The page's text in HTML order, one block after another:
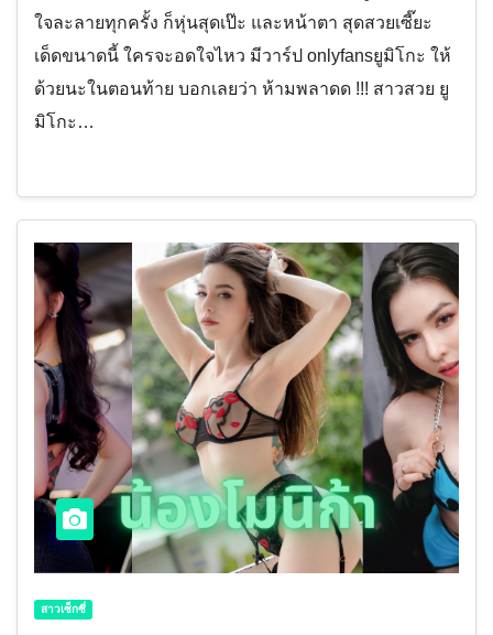
ใจละลายทุกครั้ง ก็หุ่นสุดเป๊ะ และหน้าตา สุดสวยเซี๊ยะ
เด็ดขนาดนี้ ใครจะอดใจไหว มีวาร์ป onlyfansยูมิโกะ ให้
ด้วยนะในตอนท้าย บอกเลยว่า ห้ามพลาดด !!! สาวสวย ยู
มิโกะ…
สาวเซ็กซี่